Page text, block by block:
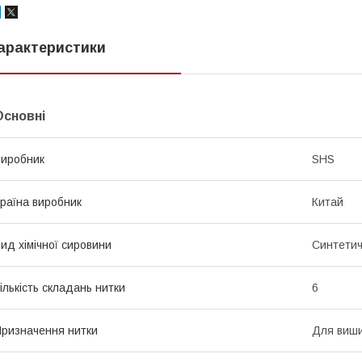
SHS
виробник Китай
хімічної сировини
складань нитки 6
нитки Для